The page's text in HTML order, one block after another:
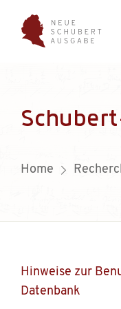
Home
Hinweise zur
Datenbank